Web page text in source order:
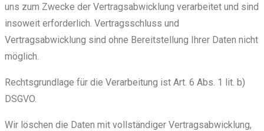
uns zum Zwecke der Vertragsabwicklung verarbeitet und sind
insoweit erforderlich. Vertragsschluss und
Vertragsabwicklung sind ohne Bereitstellung Ihrer Daten nicht
möglich.
Rechtsgrundlage für die Verarbeitung ist Art. 6 Abs. 1 lit. b)
DSGVO.
Wir löschen die Daten mit vollständiger Vertragsabwicklung,